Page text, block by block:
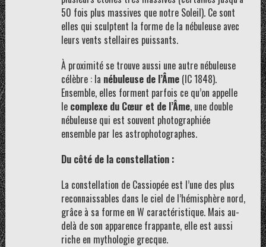
50 fois plus massives que notre Soleil). Ce sont
elles qui sculptent la forme de la nébuleuse avec
leurs vents stellaires puissants.
À proximité se trouve aussi une autre nébuleuse
célèbre : la nébuleuse de l’Âme(IC 1848).
Ensemble, elles forment parfois ce qu’on appelle
le complexe du Cœur et de l’Âme, une double
nébuleuse qui est souvent photographiée
ensemble par les astrophotographes.
Du côté de la constellation :
La constellation de Cassiopée est l’une des plus
reconnaissables dans le ciel de l’hémisphère nord,
grâce à sa forme en W caractéristique. Mais au-
delà de son apparence frappante, elle est aussi
riche en mythologie grecque.